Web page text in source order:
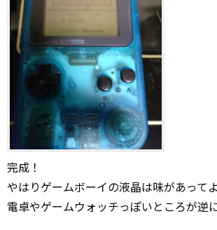
完成！
やはりゲームボーイの液晶は味があって
電卓やゲームウォッチっぽいところが逆